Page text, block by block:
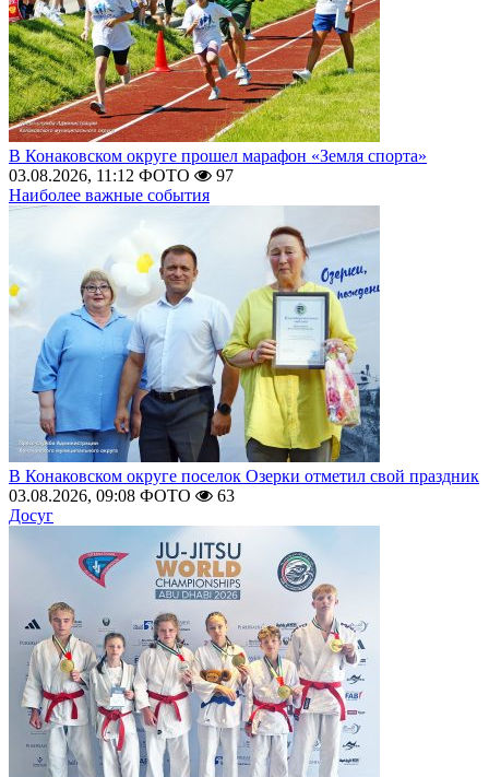
В Конаковском округе прошел марафон «Земля спорта»
03.08.2026, 11:12 ФОТО
97
Наиболее важные события
В Конаковском округе поселок Озерки отметил свой праздник
03.08.2026, 09:08 ФОТО
63
Досуг